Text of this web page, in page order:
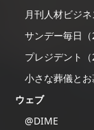
月刊人材ビジ
サンデー毎日（
プレジデント（
小さな葬儀と
ウェブ
@DIME